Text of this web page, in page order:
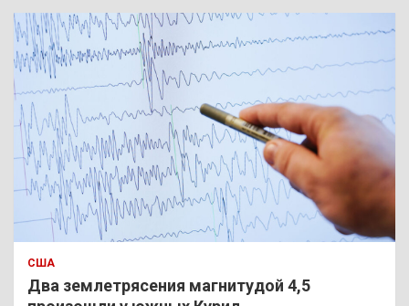
США
Два землетрясения магнитудой 4,5